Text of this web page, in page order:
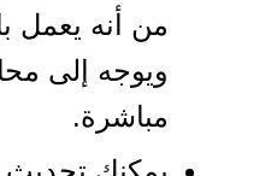
من أنه يعمل
ويوجه إلى
مباشرة.